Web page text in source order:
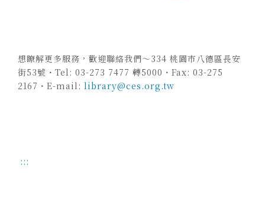
想瞭解更多服務，歡迎聯絡我們～334 桃園市八德區長安
街53號・Tel: 03-273 7477 轉5000・Fax: 03-275
2167・E-mail: library@ces.org.tw
:::